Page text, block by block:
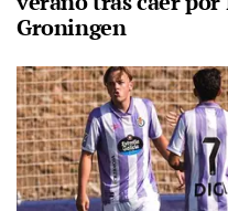
Groningen